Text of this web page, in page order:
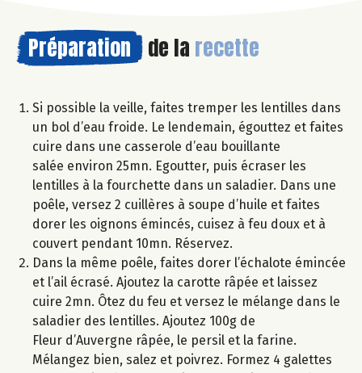
Préparation de la recette
Si possible la veille, faites tremper les lentilles dans
un bol d’eau froide. Le lendemain, égouttez et faites
cuire dans une casserole d’eau bouillante
salée environ 25mn. Egoutter, puis écraser les
lentilles à la fourchette dans un saladier. Dans une
poêle, versez 2 cuillères à soupe d’huile et faites
dorer les oignons émincés, cuisez à feu doux et à
couvert pendant 10mn. Réservez.
Dans la même poêle, faites dorer l’échalote émincée
et l’ail écrasé. Ajoutez la carotte râpée et laissez
cuire 2mn. Ôtez du feu et versez le mélange dans le
saladier des lentilles. Ajoutez 100g de
Fleur d’Auvergne râpée, le persil et la farine.
Mélangez bien, salez et poivrez. Formez 4 galettes